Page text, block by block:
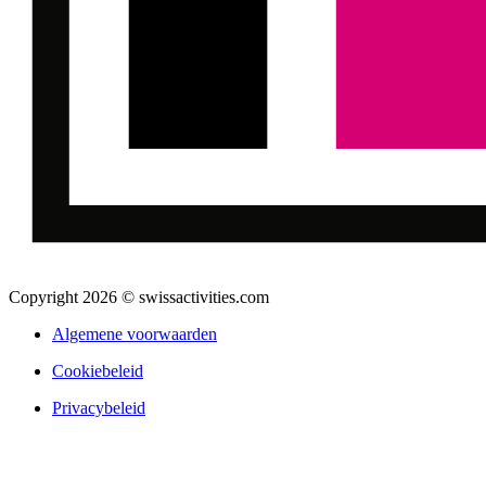
Copyright 2026 © swissactivities.com
Algemene voorwaarden
Cookiebeleid
Privacybeleid